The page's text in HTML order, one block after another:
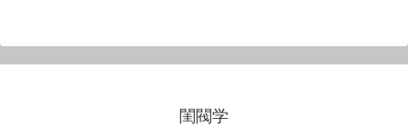
閨閥学